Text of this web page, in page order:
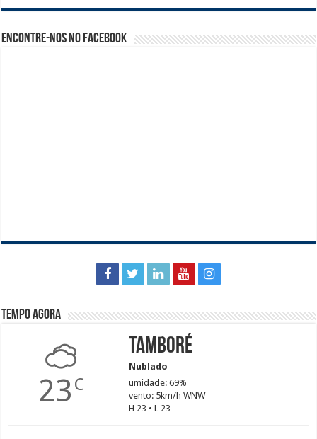
Encontre-nos no Facebook
Tempo agora
23 C
Tamboré
Nublado
umidade: 69%
vento: 5km/h WNW
H 23 • L 23